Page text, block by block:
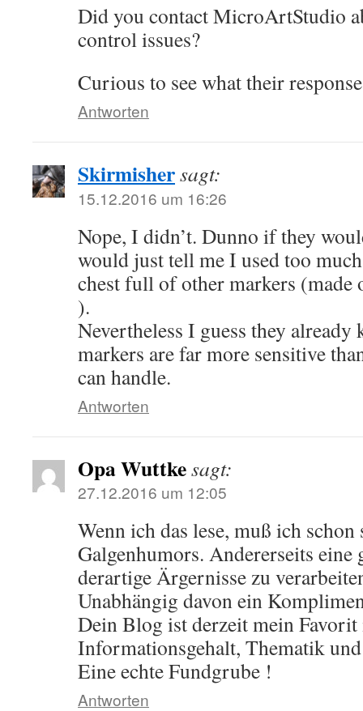
Did you contact MicroArtStudio
control issues?
Curious to see what their
Antworten
Skirmishersagt:
15.12.2016 um 16:26
Nope, I didn’t. Dunno if they
would just tell me I used too
chest full of other markers (made
).
Nevertheless I guess they already
markers are far more sensitive
can handle.
Antworten
Opa Wuttkesagt:
27.12.2016 um 12:05
Wenn ich das lese, muß ich
Galgenhumors. Andererseits eine
derartige Ärgernisse zu
Unabhängig davon ein
Dein Blog ist derzeit mein Favorit
Informationsgehalt, Thematik
Eine echte Fundgrube !
Antworten